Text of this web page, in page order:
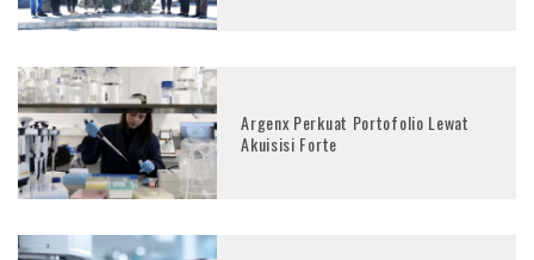
Argenx Perkuat Portofolio Lewat
Akuisisi Forte